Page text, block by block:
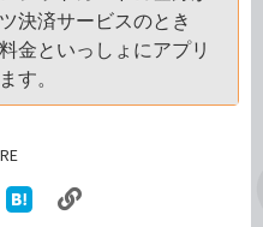
決済サービスのとき
金といっしょにアプリ
す。